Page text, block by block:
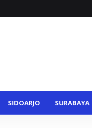
SIDOARJO SURABAYA